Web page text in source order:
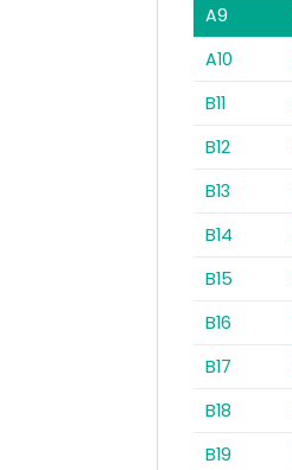
A9
A10
B11
B12
B13
B14
B15
B16
B17
B18
B19